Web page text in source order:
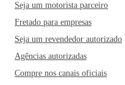
Seja um motorista parceiro
Fretado para empresas
Seja um revendedor autorizado
Agências autorizadas
Compre nos canais oficiais